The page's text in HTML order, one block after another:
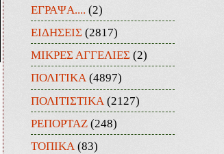
ΕΓΡΑΨΑ.... (2)
ΕΙΔΗΣΕΙΣ (2817)
ΜΙΚΡΕΣ ΑΓΓΕΛΙΕΣ (2)
ΠΟΛΙΤΙΚΑ (4897)
ΠΟΛΙΤΙΣΤΙΚΑ (2127)
ΡΕΠΟΡΤΑΖ (248)
ΤΟΠΙΚΑ (83)